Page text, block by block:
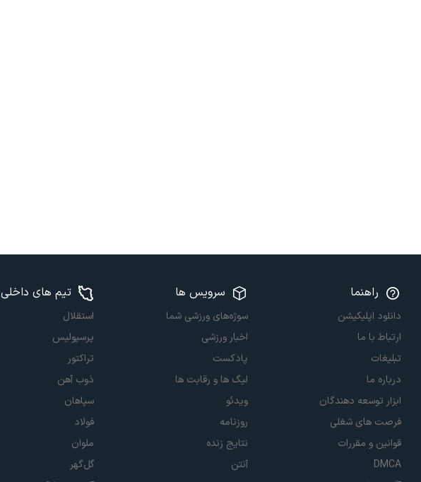
راهنما
دانلود اپلیکیشن
ارتباط با ما
تبلیغات
درباره ما
ابزار توسعه دهندگان
فرصت های شغلی
قوانین و مقررات
DMCA
سرویس ها
سوژه‌های ورزشی شما
اخبار ورزشی
پادکست
لیگ ها و رقابت ها
ویدئو
روزنامه
نتایج زنده
آنتن
تیم های داخلی
استقلال
پرسپولیس
تراکتور
ذوب آهن
سپاهان
فولاد
ملوان
گل‌گهر